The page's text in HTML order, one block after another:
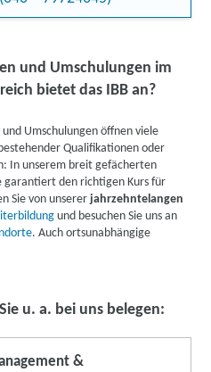
im Personalwesen.
Vorschriften an. Die
Personalabteilungen
können Sie finanzielle Förderung
Berufstätige
bestimmten Voraussetzungen
können Sie u. a. bei
B. Förderprogramme der
und Umschulungen im
bietet das IBB an?
Umschulungen öffnen viele
Qualifikationen oder
In unserem breit gefächerten
garantiert den richtigen Kurs für
Sie von unsererjahrzehntelangen
und besuchen Sie uns an
. Auch ortsunabhängige
u. a. bei uns belegen:
&